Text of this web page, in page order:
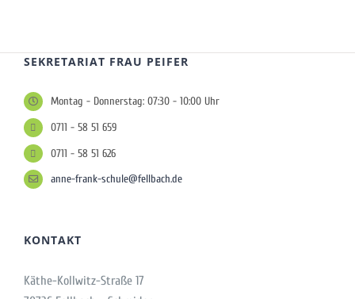
SEKRETARIAT FRAU PEIFER
Montag - Donnerstag: 07:30 - 10:00 Uhr
0711 - 58 51 659
0711 - 58 51 626
anne-frank-schule@fellbach.de
KONTAKT
Käthe-Kollwitz-Straße 17